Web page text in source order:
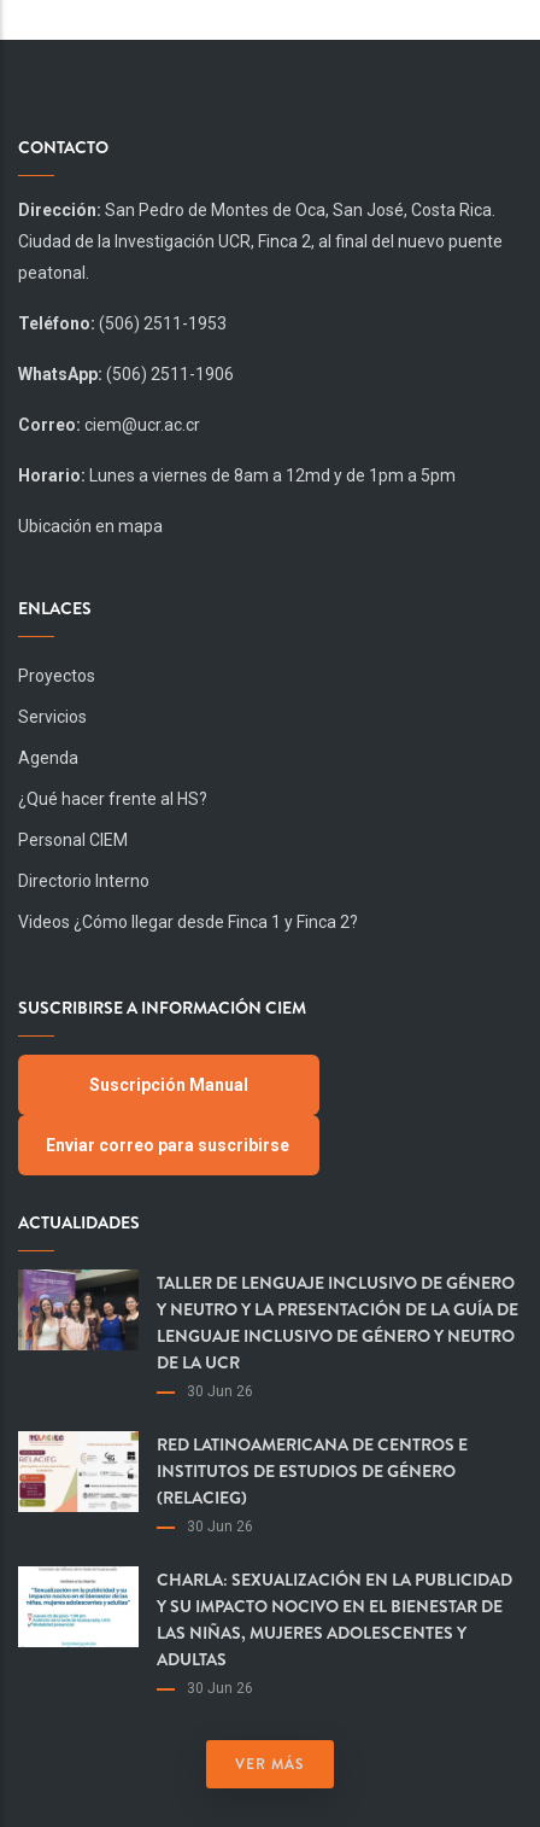
CONTACTO
Dirección: San Pedro de Montes de Oca, San José, Costa Rica.
Ciudad de la Investigación UCR, Finca 2, al final del nuevo puente
peatonal.
Teléfono: (506) 2511-1953
WhatsApp: (506) 2511-1906
Correo: ciem@ucr.ac.cr
Horario: Lunes a viernes de 8am a 12md y de 1pm a 5pm
Ubicación en mapa
ENLACES
Proyectos
Servicios
Agenda
¿Qué hacer frente al HS?
Personal CIEM
Directorio Interno
Videos ¿Cómo llegar desde Finca 1 y Finca 2?
SUSCRIBIRSE A INFORMACIÓN CIEM
Suscripción Manual
Enviar correo para suscribirse
ACTUALIDADES
TALLER DE LENGUAJE INCLUSIVO DE GÉNERO
Y NEUTRO Y LA PRESENTACIÓN DE LA GUÍA DE
LENGUAJE INCLUSIVO DE GÉNERO Y NEUTRO
DE LA UCR
30 Jun 26
RED LATINOAMERICANA DE CENTROS E
INSTITUTOS DE ESTUDIOS DE GÉNERO
(RELACIEG)
30 Jun 26
CHARLA: SEXUALIZACIÓN EN LA PUBLICIDAD
Y SU IMPACTO NOCIVO EN EL BIENESTAR DE
LAS NIÑAS, MUJERES ADOLESCENTES Y
ADULTAS
30 Jun 26
VER MÁS